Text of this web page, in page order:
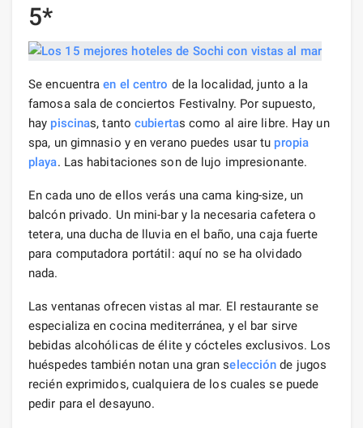
5*
Se encuentraen el centro de la localidad, junto a la
famosa sala de conciertos Festivalny. Por supuesto,
hay piscinas, tantocubiertas como al aire libre. Hay un
spa, un gimnasio y en verano puedes usar tu propia
playa. Las habitaciones son de lujo impresionante.
En cada uno de ellos verás una cama king-size, un
balcón privado. Un mini-bar y la necesaria cafetera o
tetera, una ducha de lluvia en el baño, una caja fuerte
para computadora portátil: aquí no se ha olvidado
nada.
Las ventanas ofrecen vistas al mar. El restaurante se
especializa en cocina mediterránea, y el bar sirve
bebidas alcohólicas de élite y cócteles exclusivos. Los
huéspedes también notan una gran selección de jugos
recién exprimidos, cualquiera de los cuales se puede
pedir para el desayuno.